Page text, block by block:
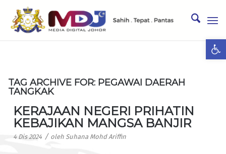
TAG ARCHIVE FOR: PEGAWAI DAERAH
TANGKAK
KERAJAAN NEGERI PRIHATIN
KEBAJIKAN MANGSA BANJIR
4 Dis 2024 / oleh Suhana Mohd Ariffin